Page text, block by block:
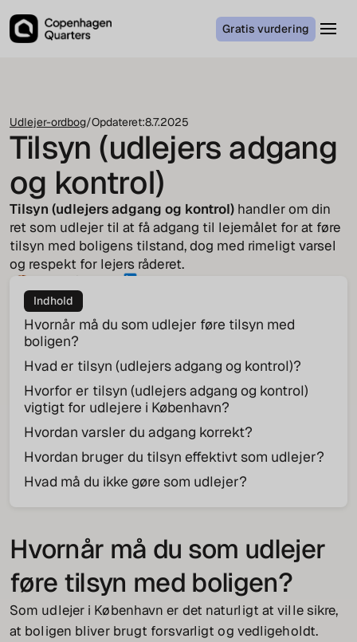
Gratis vurdering
Udlejer-ordbog/Opdateret:8.7.2025
Tilsyn (udlejers adgang
og kontrol)
Tilsyn (udlejers adgang og kontrol) handler om din
ret som udlejer til at få adgang til lejemålet for at føre
tilsyn med boligens tilstand, dog med rimeligt varsel
og respekt for lejers råderet.
Tenna Pindstrup
CEO
Indhold
Hvornår må du som udlejer føre tilsyn med
boligen?
Hvad er tilsyn (udlejers adgang og kontrol)?
Hvorfor er tilsyn (udlejers adgang og kontrol)
vigtigt for udlejere i København?
Hvordan varsler du adgang korrekt?
Hvordan bruger du tilsyn effektivt som udlejer?
Hvad må du ikke gøre som udlejer?
Hvornår må du som udlejer
føre tilsyn med boligen?
Som udlejer i København er det naturligt at ville sikre,
at boligen bliver brugt forsvarligt og vedligeholdt.